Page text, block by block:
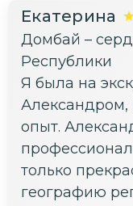
Екатерина
Домбай –
Республики
Я была на
опыт.
только
географию